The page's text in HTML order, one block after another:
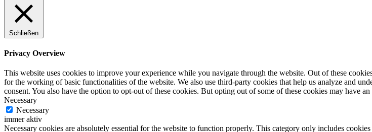
Schließen
Privacy Overview
This website uses cookies to improve your experience while you navigate through the website. Out of these
for the working of basic functionalities of the website. We also use third-party cookies that help us analyze and
consent. You also have the option to opt-out of these cookies. But opting out of some of these cookies may have
Necessary
Necessary
immer aktiv
Necessary cookies are absolutely essential for the website to function properly. This category only includes